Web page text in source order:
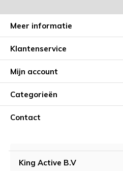
Meer informatie
Klantenservice
Mijn account
Categorieën
Contact
King Active B.V